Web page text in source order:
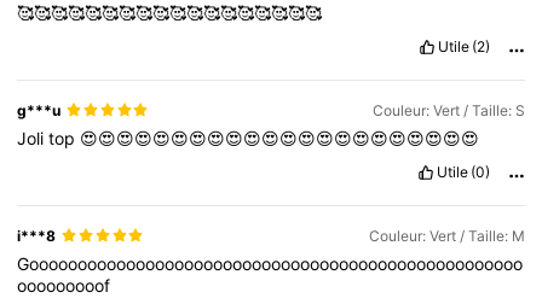
🥰🥰🥰🥰🥰🥰🥰🥰🥰🥰🥰🥰🥰🥰🥰🥰🥰🥰
Utile (2)
g***u Couleur: Vert / Taille: S
Jolitop 😍😍😍😍😍😍😍😍😍😍😍😍😍😍😍😍😍😍😍😍😍😍
Utile (0)
i***8 Couleur: Vert / Taille: M
Gooooooooooooooooooooooooooooooooooooooooooooooooooo
ooooooooof